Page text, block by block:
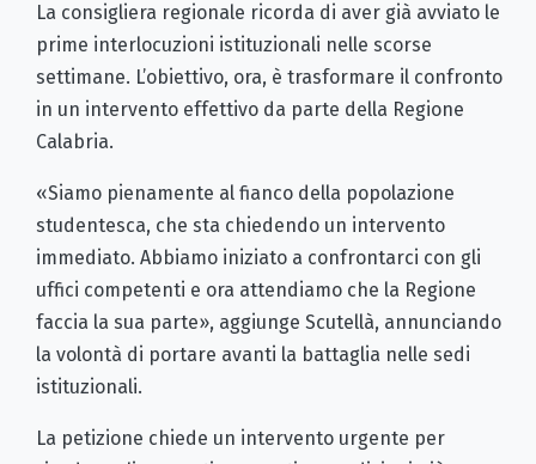
La consigliera regionale ricorda di aver già avviato le
prime interlocuzioni istituzionali nelle scorse
settimane. L’obiettivo, ora, è trasformare il confronto
in un intervento effettivo da parte della Regione
Calabria.
«Siamo pienamente al fianco della popolazione
studentesca, che sta chiedendo un intervento
immediato. Abbiamo iniziato a confrontarci con gli
uffici competenti e ora attendiamo che la Regione
faccia la sua parte», aggiunge Scutellà, annunciando
la volontà di portare avanti la battaglia nelle sedi
istituzionali.
La petizione chiede un intervento urgente per